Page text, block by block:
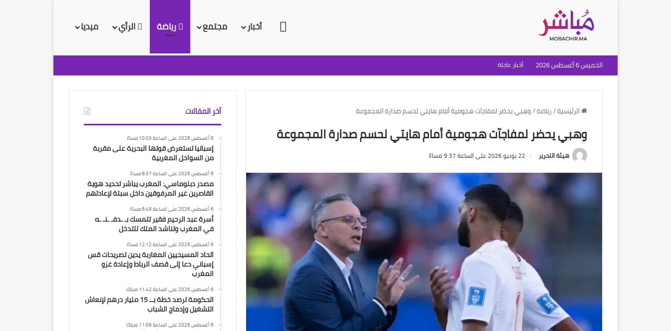
الرئيسية
أخبار مجتمع رياضة الرأي ميديا
الخميس 6 أغسطس 2026 أخبار عاجلة
الرئيسية/رياضة/وهبي يحضر لمفاجآت هجومية أمام هايتي لحسم صدارة المجموعة
وهبي يحضر لمفاجآت هجومية أمام هايتي لحسم صدارة المجموعة
هيئة التحرير 22 يونيو 2026 على الساعة 9:37 مساءً
آخر المقالات
6 أغسطس 2026 على الساعة 10:03 مساءً
إسبانيا تستعرض قوتها البحرية على مقربة
من السواحل المغربية
6 أغسطس 2026 على الساعة 8:37 مساءً
مصدر دبلوماسي: المغرب يباشر تحديد هوية
القاصرين غير المرفوقين داخل سبتة لإعادتهم
6 أغسطس 2026 على الساعة 6:46 مساءً
أسرة عبد الرحيم فقير تتمسك بـ ـدفـ ـنـ ـه
في المغرب وتناشد الملك للتدخل
6 أغسطس 2026 على الساعة 12:12 مساءً
اتحاد المسيحيين المغاربة يدين تصريحات قس
إسباني دعا إلى قصف الرباط وإعادة غزو
المغرب
6 أغسطس 2026 على الساعة 11:42 صباحًا
الحكومة ترصد خطة بــ 15 مليار درهم لإنعاش
التشغيل وإدماج الشباب
6 أغسطس 2026 على الساعة 11:09 صباحًا